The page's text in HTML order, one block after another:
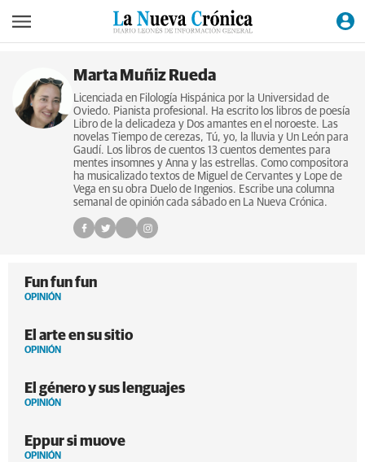
Marta Muñiz Rueda
Licenciada en Filología Hispánica por la Universidad de
Oviedo. Pianista profesional. Ha escrito los libros de poesía
Libro de la delicadeza y Dos amantes en el noroeste. Las
novelas Tiempo de cerezas, Tú, yo, la lluvia y Un León para
Gaudí. Los libros de cuentos 13 cuentos dementes para
mentes insomnes y Anna y las estrellas. Como compositora
ha musicalizado textos de Miguel de Cervantes y Lope de
Vega en su obra Duelo de Ingenios. Escribe una columna
semanal de opinión cada sábado en La Nueva Crónica.
Fun fun fun
OPINIÓN
El arte en su sitio
OPINIÓN
El género y sus lenguajes
OPINIÓN
Eppur si muove
OPINIÓN